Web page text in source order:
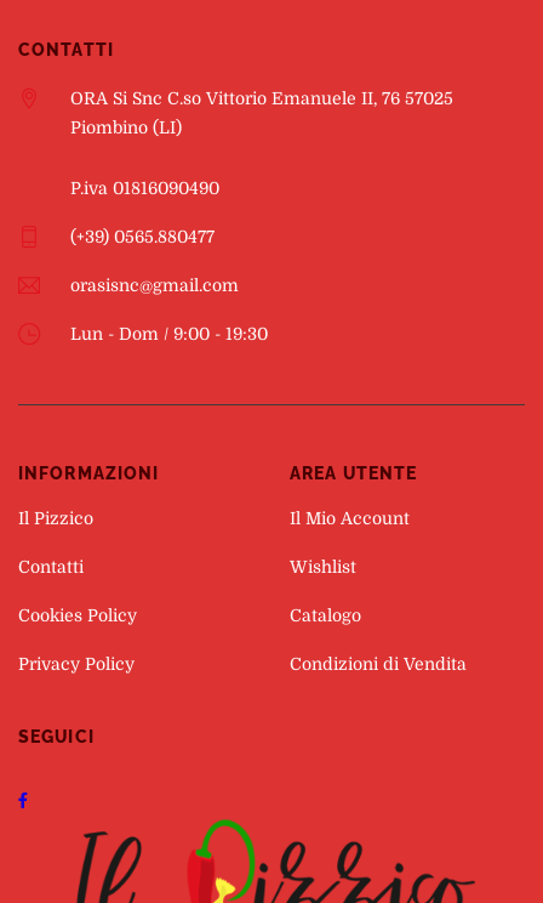
CONTATTI
(+39) 0565.880477
ORA Si Snc C.so Vittorio Emanuele II, 76 57025
Piombino (LI)
P.iva 01816090490
orasisnc@gmail.com
Lun - Dom / 9:00 - 19:30
INFORMAZIONI
Il Pizzico
Contatti
Cookies Policy
Privacy Policy
AREA UTENTE
Il Mio Account
Wishlist
Catalogo
Condizioni di Vendita
SEGUICI